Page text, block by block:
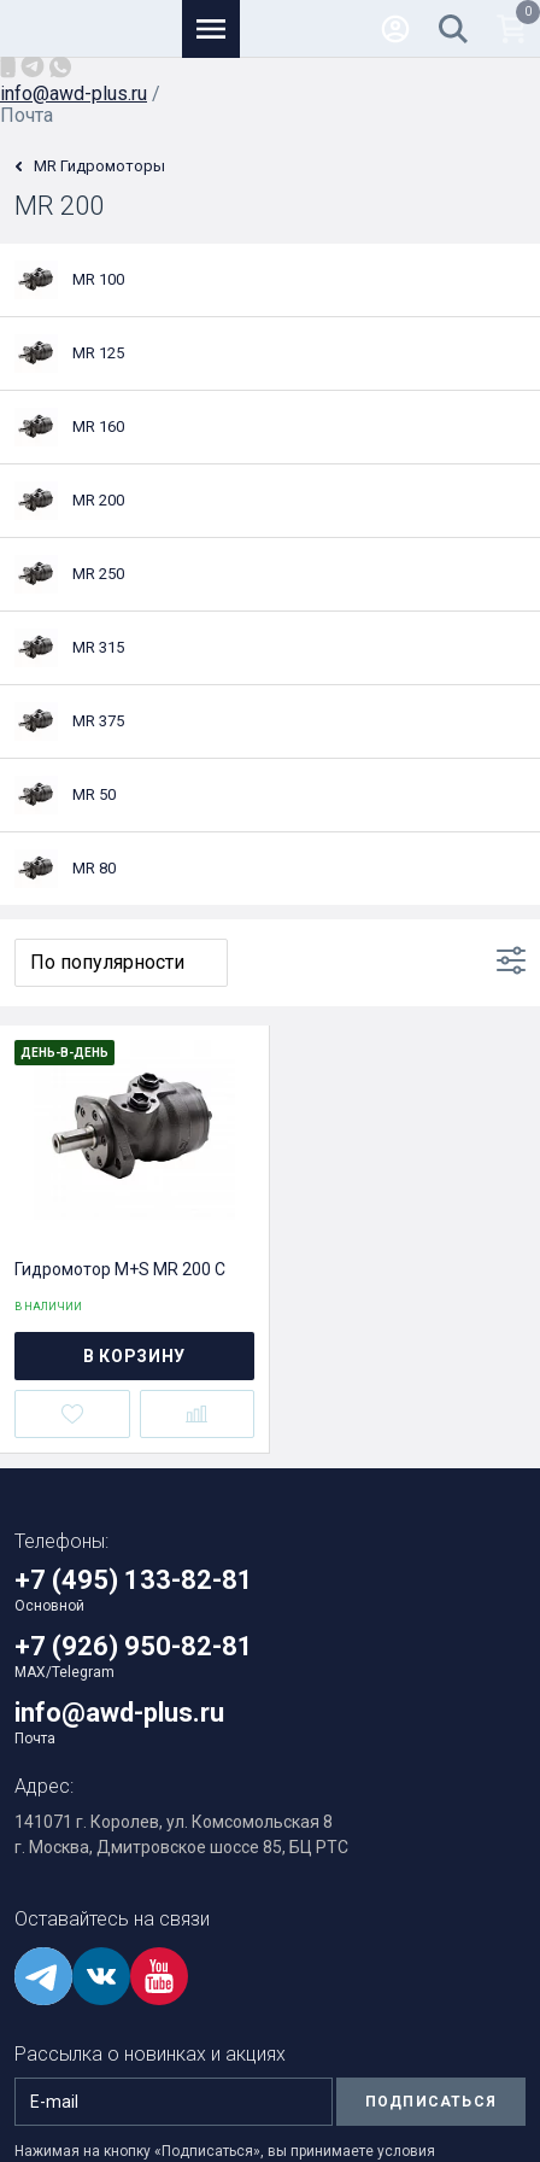
info@awd-plus.ru /
Почта
0
MR Гидромоторы
MR 200
MR 100
MR 125
MR 160
MR 200
MR 250
MR 315
MR 375
MR 50
MR 80
Гидромотор M+S MR 200 C
В НАЛИЧИИ
В КОРЗИНУ
ДЕНЬ-В-ДЕНЬ
Телефоны:
+7 (495) 133-82-81
Основной
+7 (926) 950-82-81
MAX/Telegram
info@awd-plus.ru
Почта
Адрес:
141071 г. Королев, ул. Комсомольская 8
г. Москва, Дмитровское шоссе 85, БЦ РТС
Оставайтесь на связи
Рассылка о новинках и акциях
ПОДПИСАТЬСЯ
Нажимая на кнопку «Подписаться», вы принимаете условия